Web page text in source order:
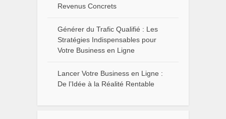
Revenus Concrets
Générer du Trafic Qualifié : Les
Stratégies Indispensables pour
Votre Business en Ligne
Lancer Votre Business en Ligne :
De l’Idée à la Réalité Rentable